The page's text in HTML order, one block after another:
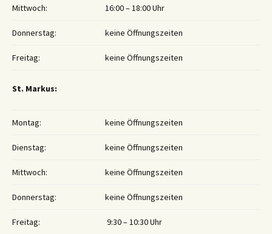
Mittwoch: 16:00 – 18:00 Uhr
Donnerstag: keine Öffnungszeiten
Freitag: keine Öffnungszeiten
St. Markus:
Montag: keine Öffnungszeiten
Dienstag: keine Öffnungszeiten
Mittwoch: keine Öffnungszeiten
Donnerstag: keine Öffnungszeiten
Freitag: 9:30 – 10:30 Uhr